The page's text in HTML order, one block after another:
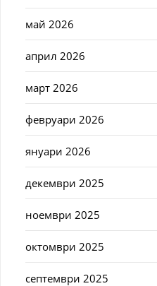
май 2026
април 2026
март 2026
февруари 2026
януари 2026
декември 2025
ноември 2025
октомври 2025
септември 2025